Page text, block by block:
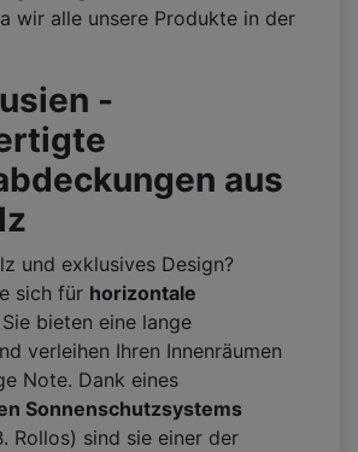
wir alle unsere Produkte in der
-
aus
und exklusives Design?
sich für horizontale
Sie bieten eine lange
verleihen Ihren Innenräumen
Note. Dank eines
Sonnenschutzsystems
Rollos) sind sie einer der